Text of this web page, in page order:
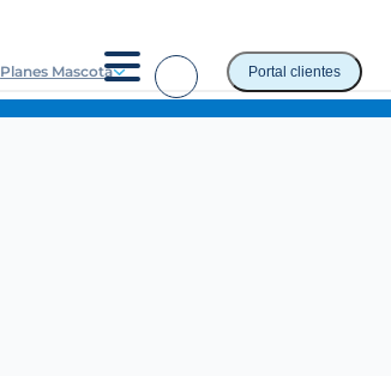
Planes Mascota Portal clientes